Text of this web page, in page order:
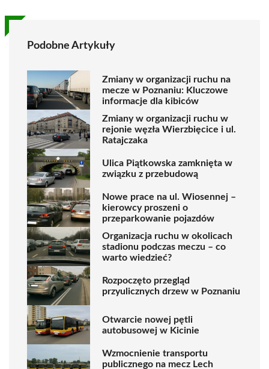
Podobne Artykuły
Zmiany w organizacji ruchu na
mecze w Poznaniu: Kluczowe
informacje dla kibiców
Zmiany w organizacji ruchu w
rejonie węzła Wierzbięcice i ul.
Ratajczaka
Ulica Piątkowska zamknięta w
związku z przebudową
Nowe prace na ul. Wiosennej –
kierowcy proszeni o
przeparkowanie pojazdów
Organizacja ruchu w okolicach
stadionu podczas meczu – co
warto wiedzieć?
Rozpoczęto przegląd
przyulicznych drzew w Poznaniu
Otwarcie nowej pętli
autobusowej w Kicinie
Wzmocnienie transportu
publicznego na mecz Lech